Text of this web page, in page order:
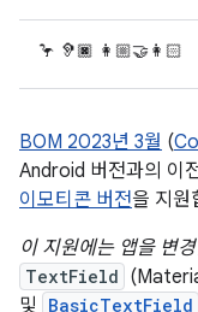
🦩 🦻🏿 👩🏼‍🤝‍👩🏻
BOM 2023년 3월 (
Android 버전과의 이
이모티콘 버전을 지원
이 지원에는 앱을 변
TextField
및 BasicTextField